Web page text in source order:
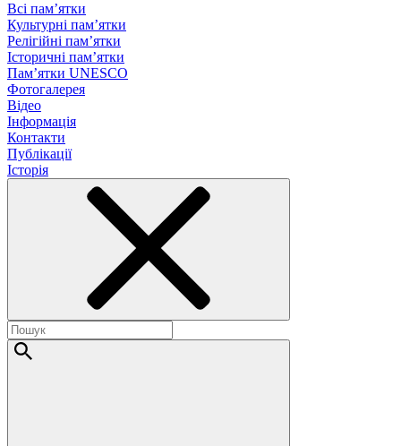
Всі пам’ятки
Культурні пам’ятки
Релігійні пам’ятки
Історичні пам’ятки
Пам’ятки UNESCO
Фотогалерея
Відео
Інформація
Контакти
Публікації
Історія